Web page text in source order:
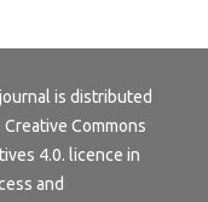
is distributed
Creative Commons
4.0. licence in
and